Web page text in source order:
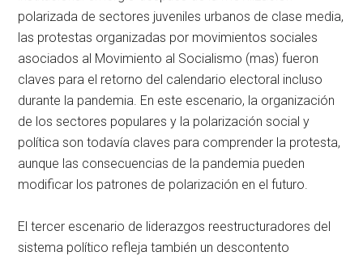
polarizada de sectores juveniles urbanos de clase media,
las protestas organizadas por movimientos sociales
asociados al Movimiento al Socialismo (mas) fueron
claves para el retorno del calendario electoral incluso
durante la pandemia. En este escenario, la organización
de los sectores populares y la polarización social y
política son todavía claves para comprender la protesta,
aunque las consecuencias de la pandemia pueden
modificar los patrones de polarización en el futuro.
El tercer escenario de liderazgos reestructuradores del
sistema político refleja también un descontento